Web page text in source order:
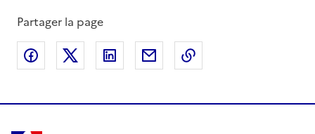
Partager la page
Partager sur Facebook
Partager sur XPartager sur LinkedIn
Partager par email